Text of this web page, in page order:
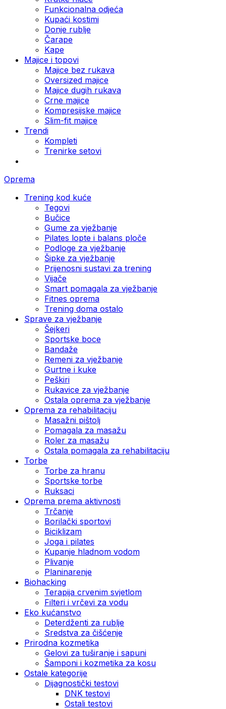
Funkcionalna odjeća
Kupaći kostimi
Donje rublje
Čarape
Kape
Majice i topovi
Majice bez rukava
Oversized majice
Majice dugih rukava
Crne majice
Kompresijske majice
Slim-fit majice
Trendi
Kompleti
Trenirke setovi
Oprema
Trening kod kuće
Tegovi
Bučice
Gume za vježbanje
Pilates lopte i balans ploče
Podloge za vježbanje
Šipke za vježbanje
Prijenosni sustavi za trening
Vijače
Smart pomagala za vježbanje
Fitnes oprema
Trening doma ostalo
Sprave za vježbanje
Šejkeri
Sportske boce
Bandaže
Remeni za vježbanje
Gurtne i kuke
Peškiri
Rukavice za vježbanje
Ostala oprema za vježbanje
Oprema za rehabilitaciju
Masažni pištolj
Pomagala za masažu
Roler za masažu
Ostala pomagala za rehabilitaciju
Torbe
Torbe za hranu
Sportske torbe
Ruksaci
Oprema prema aktivnosti
Trčanje
Borilački sportovi
Biciklizam
Joga i pilates
Kupanje hladnom vodom
Plivanje
Planinarenje
Biohacking
Terapija crvenim svjetlom
Filteri i vrčevi za vodu
Eko kućanstvo
Deterdženti za rublje
Sredstva za čišćenje
Prirodna kozmetika
Gelovi za tuširanje i sapuni
Šamponi i kozmetika za kosu
Ostale kategorije
Dijagnostički testovi
DNK testovi
Ostali testovi